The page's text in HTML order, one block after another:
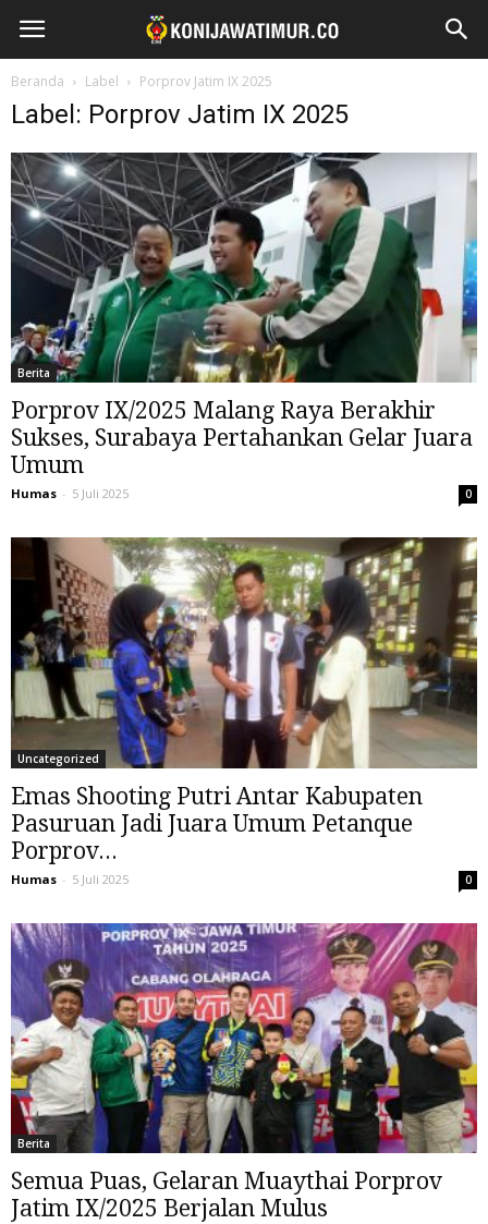
Beranda Label Porprov Jatim IX 2025
Label: Porprov Jatim IX 2025
Berita
Porprov IX/2025 Malang Raya Berakhir
Sukses, Surabaya Pertahankan Gelar Juara
Umum
Humas - 5 Juli 2025 0
Uncategorized
Emas Shooting Putri Antar Kabupaten
Pasuruan Jadi Juara Umum Petanque
Porprov...
Humas - 5 Juli 2025 0
Berita
Semua Puas, Gelaran Muaythai Porprov
Jatim IX/2025 Berjalan Mulus